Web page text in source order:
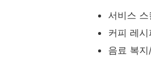
서비스 스
커피 레
음료 복